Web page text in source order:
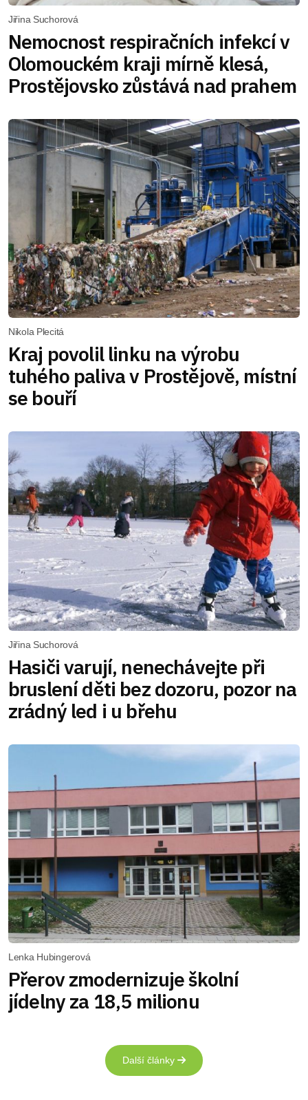
Jiřina Suchorová
Nemocnost respiračních infekcí v
Olomouckém kraji mírně klesá,
Prostějovsko zůstává nad prahem
Nikola Plecitá
Kraj povolil linku na výrobu
tuhého paliva v Prostějově, místní
se bouří
Jiřina Suchorová
Hasiči varují, nenechávejte při
bruslení děti bez dozoru, pozor na
zrádný led i u břehu
Lenka Hubingerová
Přerov zmodernizuje školní
jídelny za 18,5 milionu
Další články